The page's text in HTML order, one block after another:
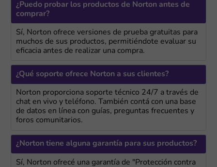
¿Puedo probar los productos de Norton antes de
comprar?
Sí, Norton ofrece versiones de prueba gratuitas para
muchos de sus productos, permitiéndote evaluar su
eficacia antes de realizar una compra.
¿Qué soporte ofrece Norton a sus clientes?
Norton proporciona soporte técnico 24/7 a través de
chat en vivo y teléfono. También contá con una base
de datos en línea con guías, preguntas frecuentes y
foros comunitarios.
¿Norton tiene alguna garantía para sus productos?
Sí, Norton ofrecé una garantía de "Protección contra